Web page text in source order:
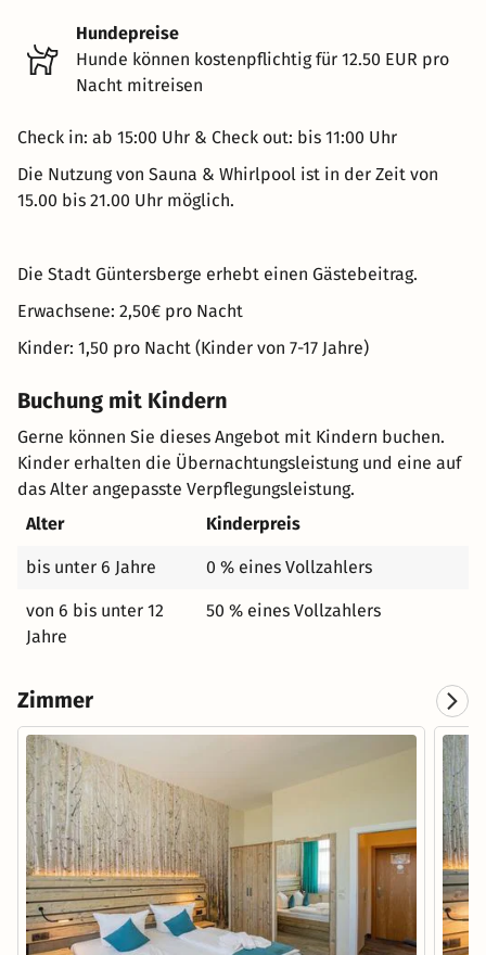
Hundepreise
Hunde können kostenpflichtig für 12.50 EUR pro
Nacht mitreisen
Check in: ab 15:00 Uhr & Check out: bis 11:00 Uhr
Die Nutzung von Sauna & Whirlpool ist in der Zeit von
15.00 bis 21.00 Uhr möglich.
Die Stadt Güntersberge erhebt einen Gästebeitrag.
Erwachsene: 2,50€ pro Nacht
Kinder: 1,50 pro Nacht (Kinder von 7-17 Jahre)
Buchung mit Kindern
Gerne können Sie dieses Angebot mit Kindern buchen.
Kinder erhalten die Übernachtungsleistung und eine auf
das Alter angepasste Verpflegungsleistung.
Alter
Kinderpreis
bis unter 6 Jahre 0 % eines Vollzahlers
von 6 bis unter 12
Jahre
50 % eines Vollzahlers
Zimmer